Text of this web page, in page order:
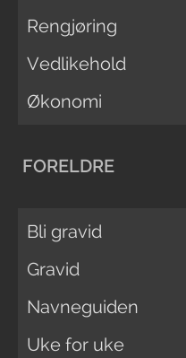
Rengjøring
Vedlikehold
Økonomi
FORELDRE
Bli gravid
Gravid
Navneguiden
Uke for uke